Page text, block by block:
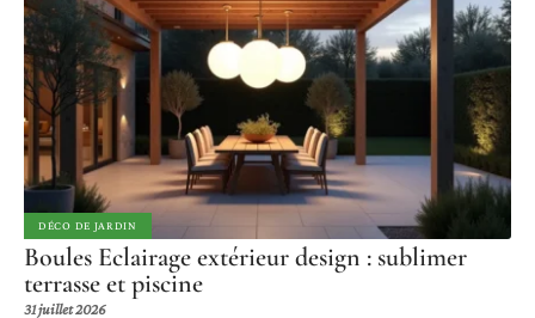
DÉCO DE JARDIN
Boules Eclairage extérieur design : sublimer
terrasse et piscine
31 juillet 2026